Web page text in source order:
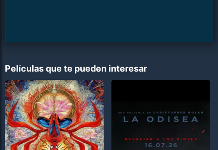
Películas que te pueden interesar